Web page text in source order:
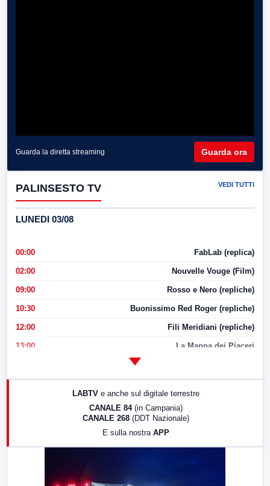
Guarda la diretta streaming Guarda ora
PALINSESTO TV VEDI TUTTI
LUNEDI 03/08
00:00 FabLab (replica)
02:00 Nouvelle Vouge (Film)
09:00 Rosso e Nero (repliche)
10:30 Buonissimo Red Roger (repliche)
12:00 Fili Meridiani (repliche)
13:00 La Mappa dei Piaceri
LABTV e anche sul digitale terrestre
CANALE 84 (in Campania)
CANALE 268 (DDT Nazionale)
E sulla nostra APP